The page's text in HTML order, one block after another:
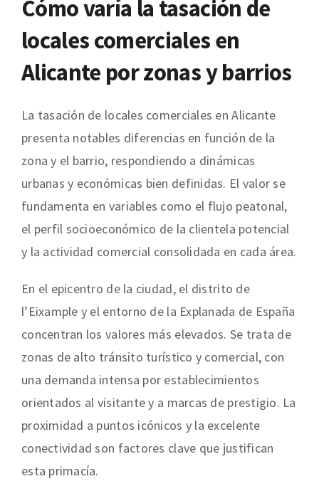
Cómo varía la tasación de
locales comerciales en
Alicante por zonas y barrios
La tasación de locales comerciales en Alicante
presenta notables diferencias en función de la
zona y el barrio, respondiendo a dinámicas
urbanas y económicas bien definidas. El valor se
fundamenta en variables como el flujo peatonal,
el perfil socioeconómico de la clientela potencial
y la actividad comercial consolidada en cada área.
En el epicentro de la ciudad, el distrito de
l’Eixample y el entorno de la Explanada de España
concentran los valores más elevados. Se trata de
zonas de alto tránsito turístico y comercial, con
una demanda intensa por establecimientos
orientados al visitante y a marcas de prestigio. La
proximidad a puntos icónicos y la excelente
conectividad son factores clave que justifican
esta primacía.